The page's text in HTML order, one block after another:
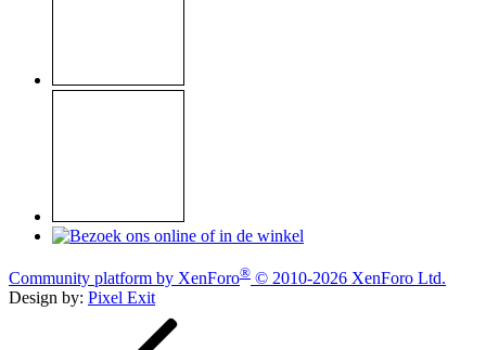
Community platform by XenForo® © 2010-2026 XenForo Ltd.
Design by: Pixel Exit